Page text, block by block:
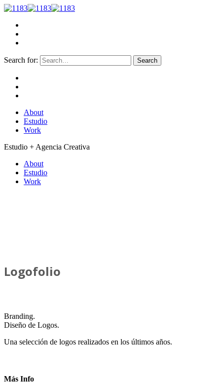
Search for:
About
Estudio
Work
Estudio + Agencia Creativa
About
Estudio
Work
Logofolio
Branding.
Diseño de Logos.
Una selección de logos realizados en los últimos años.
Más Info